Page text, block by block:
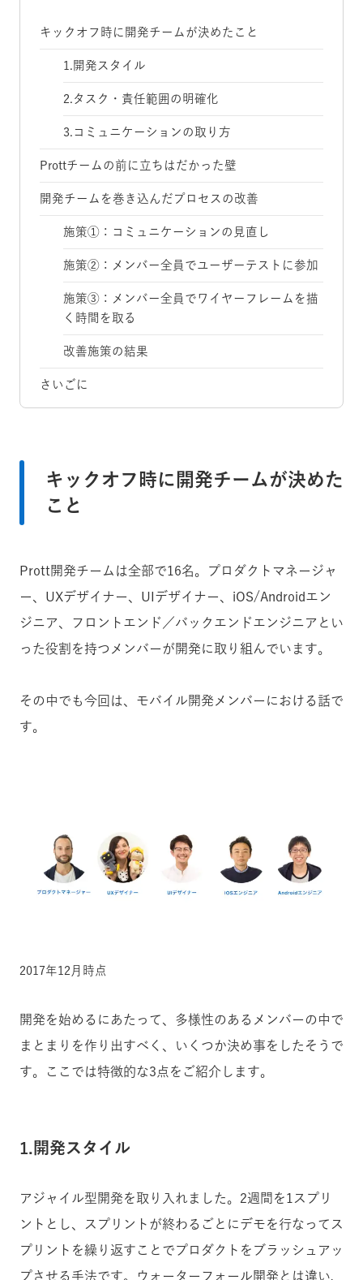
キックオフ時に開発チームが決めたこと
1.開発スタイル
2.タスク・責任範囲の明確化
3.コミュニケーションの取り方
Prottチームの前に立ちはだかった壁
開発チームを巻き込んだプロセスの改善
施策①：コミュニケーションの見直し
施策②：メンバー全員でユーザーテストに参加
施策③：メンバー全員でワイヤーフレームを描
く時間を取る
改善施策の結果
さいごに
キックオフ時に開発チームが決めた
こと
Prott開発チームは全部で16名。プロダクトマネージャ
ー、UXデザイナー、UIデザイナー、iOS/Androidエン
ジニア、フロントエンド／バックエンドエンジニアとい
った役割を持つメンバーが開発に取り組んでいます。
その中でも今回は、モバイル開発メンバーにおける話で
す。
2017年12月時点
開発を始めるにあたって、多様性のあるメンバーの中で
まとまりを作り出すべく、いくつか決め事をしたそうで
す。ここでは特徴的な3点をご紹介します。
1.開発スタイル
アジャイル型開発を取り入れました。2週間を1スプリ
ントとし、スプリントが終わるごとにデモを行なってス
プリントを繰り返すことでプロダクトをブラッシュアッ
プさせる手法です。ウォーターフォール開発とは違い、